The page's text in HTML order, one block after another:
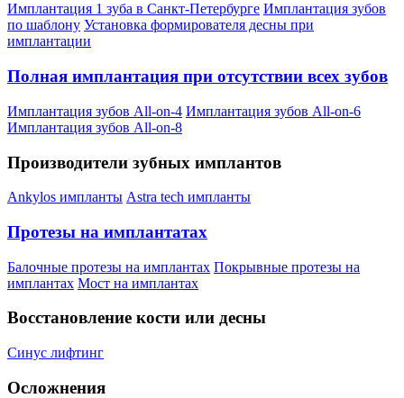
Имплантация 1 зуба в Санкт-Петербурге Имплантация зубов
по шаблону Установка формирователя десны при
имплантации
Полная имплантация при отсутствии всех зубов
Имплантация зубов All-on-4 Имплантация зубов All-on-6
Имплантация зубов All-on-8
Производители зубных имплантов
Ankylos импланты Astra tech импланты
Протезы на имплантатах
Балочные протезы на имплантах Покрывные протезы на
имплантах Мост на имплантах
Восстановление кости или десны
Синус лифтинг
Осложнения